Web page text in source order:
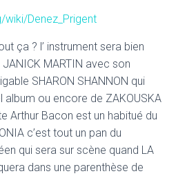
Denez_Prigent
ça ? l’ instrument sera bien
MARTIN avec son
SHARON SHANNON qui
album ou encore de ZAKOUSKA
Arthur Bacon est un habitué du
c’est tout un pan du
qui sera sur scène quand LA
dans une parenthèse de